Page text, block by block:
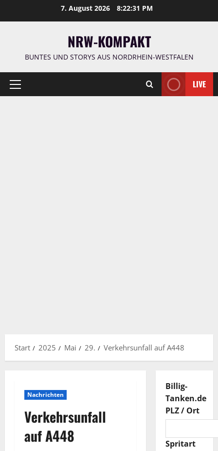
7. August 2026 8:22:32 PM
NRW-KOMPAKT
BUNTES UND STORYS AUS NORDRHEIN-WESTFALEN
Primäres
LIVE
Start 2025 Mai 29. Verkehrsunfall auf A448
Nachrichten
Verkehrsunfall
auf A448
Billig-
Tanken.de
PLZ / Ort
Spritart